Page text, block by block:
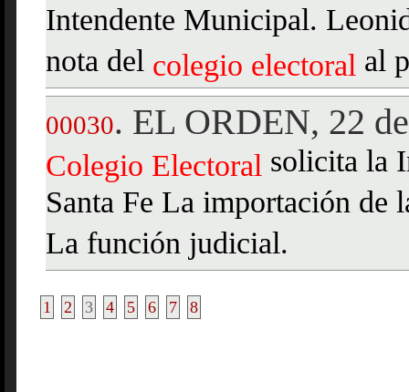
Intendente Municipal.
nota del colegio electoral al
00030. EL ORDEN, 22
Colegio Electoral solicita la
Santa Fe La importación de
La función judicial.
1 2 3 4 5 6 7 8